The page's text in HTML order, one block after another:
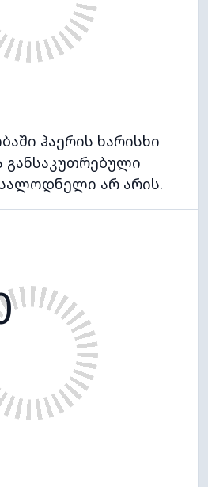
ჰაერის ხარისხი
განსაკუთრებული
არ არის.